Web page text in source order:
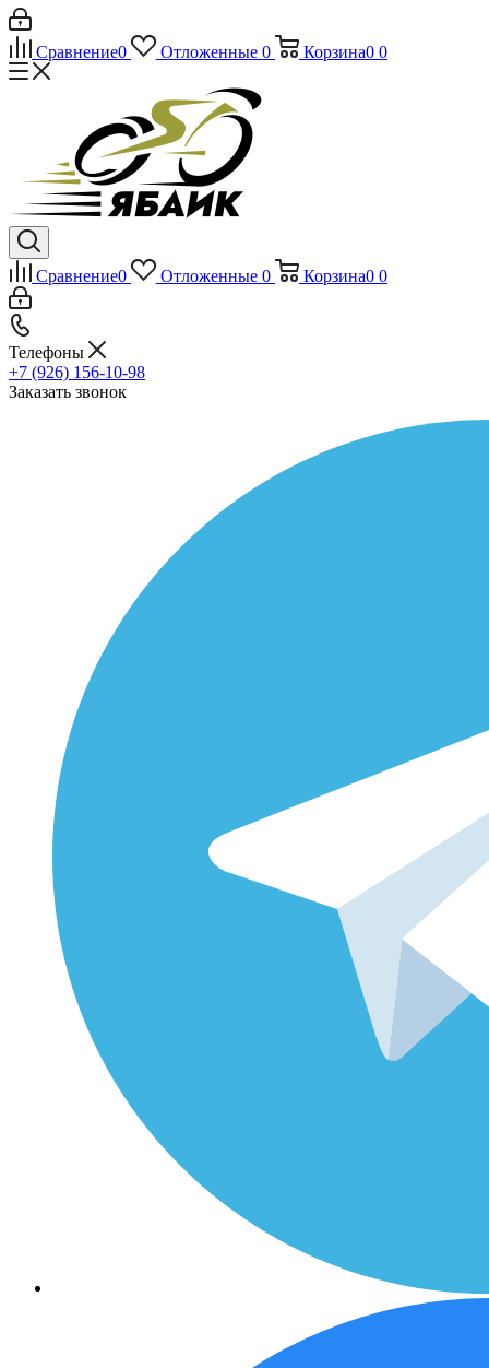
Сравнение0 Отложенные 0 Корзина0 0
Сравнение0 Отложенные 0 Корзина0 0
Телефоны
+7 (926) 156-10-98
Заказать звонок